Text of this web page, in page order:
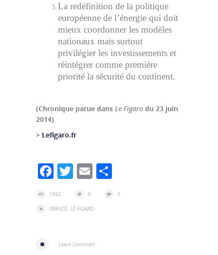
La redéfinition de la politique
européenne de l’énergie qui doit
mieux coordonner les modèles
nationaux mais surtout
privilégier les investissements et
réintégrer comme première
priorité la sécurité du continent.
(Chronique parue dans Le Figaro du 23 juin
2014)
> Lefigaro.fr
Facebook
TwitterEmail
1342 0
0
FRANCE, LE FIGARO
Leave Comment